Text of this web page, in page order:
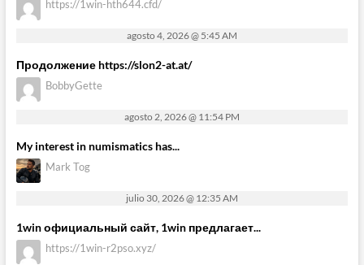
https://1win-hth644.cfd/
agosto 4, 2026 @ 5:45 AM
Продолжение https://slon2-at.at/
BobbyGette
agosto 2, 2026 @ 11:54 PM
My interest in numismatics has...
Mark Tog
julio 30, 2026 @ 12:35 AM
1win официальный сайт, 1win предлагает...
https://1win-r2pso.xyz/